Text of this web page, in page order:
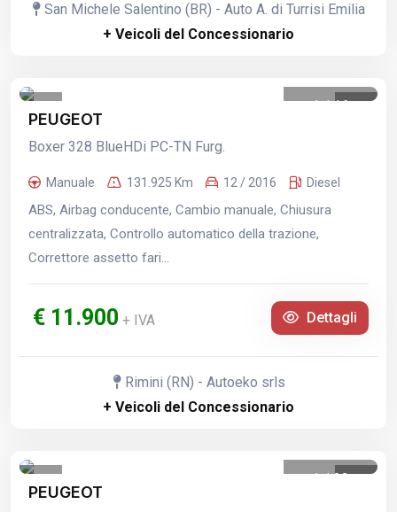
San Michele Salentino (BR) - Auto A. di Turrisi Emilia
+ Veicoli del Concessionario
1 /16
PEUGEOT
Boxer 328 BlueHDi PC-TN Furg.
Manuale 131.925 Km 12 / 2016 Diesel
ABS, Airbag conducente, Cambio manuale, Chiusura
centralizzata, Controllo automatico della trazione,
Correttore assetto fari...
€ 11.900 + IVA Dettagli
Rimini (RN) - Autoeko srls
+ Veicoli del Concessionario
1 /22
PEUGEOT